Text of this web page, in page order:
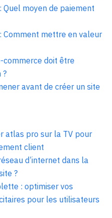
Quel moyen de paiement
Comment mettre en valeur
commerce doit être
?
avant de créer un site
atlas pro sur la TV pour
client
d’internet dans la
?
: optimiser vos
pour les utilisateurs